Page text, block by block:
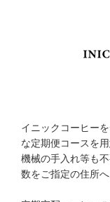
イニックコーヒー
な定期便コースを用
機械の手入れ等も
数をご指定の住所へ